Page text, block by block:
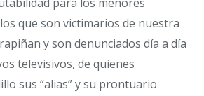
para los menores
que son victimarios de nuestra
y son denunciados día a día
televisivos, de quienes
sus “alias” y su prontuario